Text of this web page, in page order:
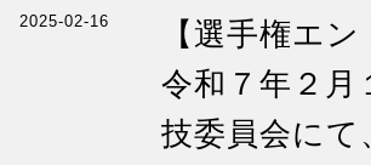
2025-02-16
【選手権エ
令和７年２月
技委員会に